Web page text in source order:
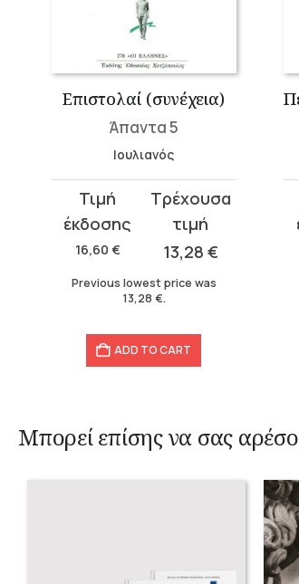
Επιστολαί (συνέχεια)
Άπαντα 5
Ιουλιανός
16,60 €
Original
price
was:
16,60 €.
13,28 €
Current
price
13,28 €.
Previous lowest price was
13,28 €.
ADD TO CART
Μπορεί επίσης να σας